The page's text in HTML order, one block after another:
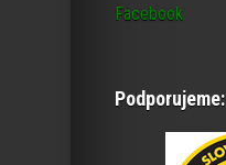
Facebook
Podporujeme: